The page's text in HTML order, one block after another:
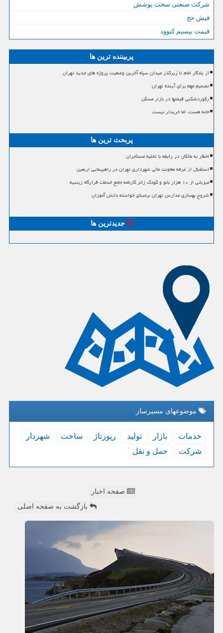
شرکت صنعتی سخت پوشش
فیش حج
قیمت بیسیم کنوود
پربیننده ترین ها
از یادگار امام تا زیرگذر میدان سپاه آخرین وضعیت پروژه های جدید تهران
تصمیم مهم برای آینده تهران
رکوردشکنی قیمتها در بازار مسکن
خانه هست، اما خریدار نیست
پربحث ترین ها
اخطار به مالکان در رابطه با تخلیه مستأجران
استقبال از غرفه معاونت مالی شهرداری تهران در راهپیمایی اربعین
میزبانی از ۱۰ هزار بانو و کودک زائر کارنامه جامع خدمات قرارگاه زینبیه
شروع بهسازی مدارس تهران برمبنای خواسته دانش آموزان
جدیدترین ها
موضوعهای مسیرساز
خدمات بازار تولید رپورتاژ ساخت
شهردار
شركت
حمل و نقل
صفحه اخبار
بازگشت به صفحه اصلی